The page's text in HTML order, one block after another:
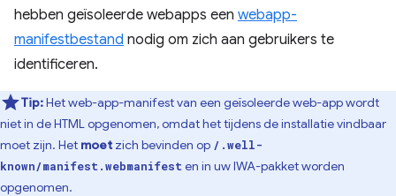
hebben geïsoleerde webapps een webapp-
manifestbestand nodig om zich aan gebruikers te
identificeren.
Tip:Het web-app-manifest van een geïsoleerde web-app wordt
niet in de HTML opgenomen, omdat het tijdens de installatie vindbaar
moet zijn. Het moet zich bevinden op /.well-
known/manifest.webmanifest en in uw IWA-pakket worden
opgenomen.